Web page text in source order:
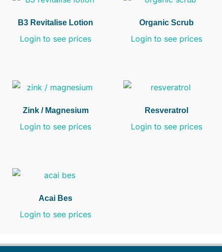
B3 Revitalise Lotion
Login to see prices
Organic Scrub
Login to see prices
Zink / Magnesium
Login to see prices
Resveratrol
Login to see prices
Acai Bes
Login to see prices